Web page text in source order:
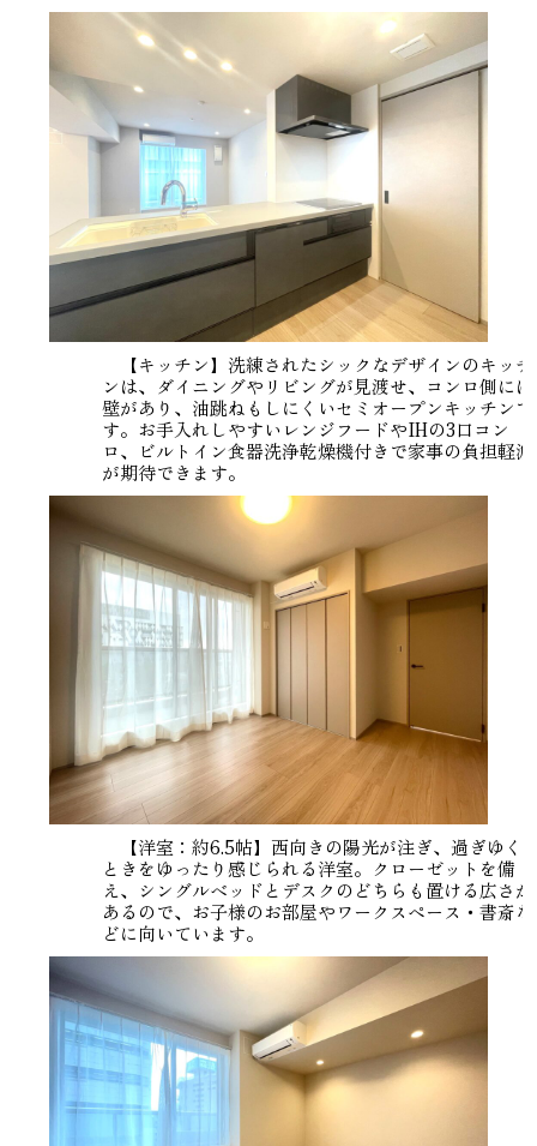
【キッチン】洗練されたシックなデザインのキッチ
ンは、ダイニングやリビングが見渡せ、コンロ側には
壁があり、油跳ねもしにくいセミオープンキッチンで
す。お手入れしやすいレンジフードやIHの3口コン
ロ、ビルトイン食器洗浄乾燥機付きで家事の負担軽減
が期待できます。
【洋室：約6.5帖】西向きの陽光が注ぎ、過ぎゆく
ときをゆったり感じられる洋室。クローゼットを備
え、シングルベッドとデスクのどちらも置ける広さが
あるので、お子様のお部屋やワークスペース・書斎な
どに向いています。